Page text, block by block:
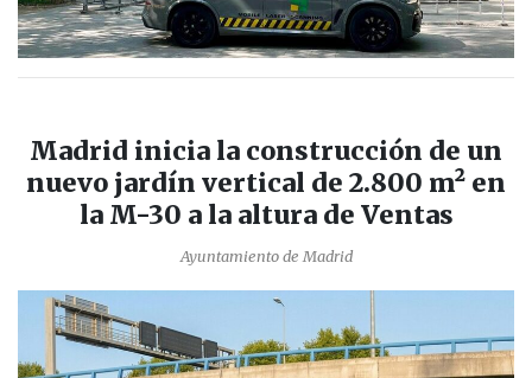
Madrid inicia la construcción de un
nuevo jardín vertical de 2.800 m² en
la M-30 a la altura de Ventas
Ayuntamiento de Madrid